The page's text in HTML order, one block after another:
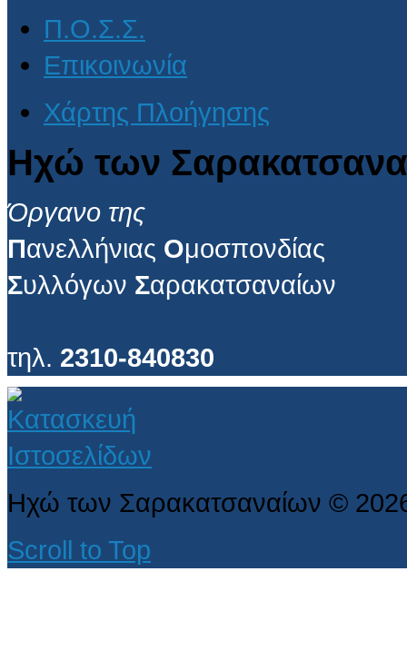
Π.Ο.Σ.Σ.
Επικοινωνία
Χάρτης Πλοήγησης
Ηχώ των
Όργανο της
Πανελλήνιας Ομοσπονδίας
Συλλόγων Σαρακατσαναίων
τηλ. 2310-840830
Ηχώ των Σαρακατσαναίων ©
Scroll to Top